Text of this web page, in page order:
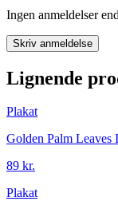
Ingen anmeldelser
Skriv anmeldelse
Lignende
Plakat
Golden Palm Leaves
89 kr.
Plakat